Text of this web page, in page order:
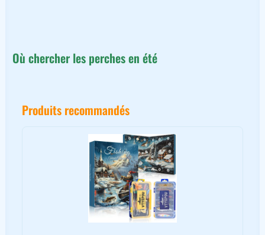
Où chercher les perches en été
Produits recommandés